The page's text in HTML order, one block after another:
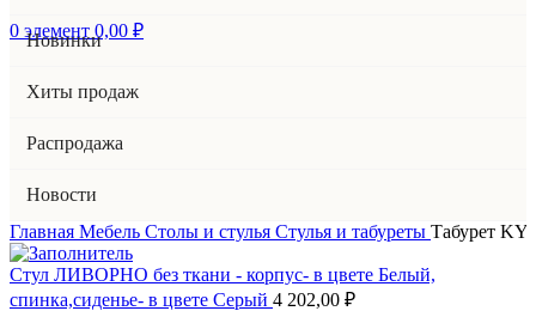
0 элемент 0,00 ₽
Новинки
Хиты продаж
Распродажа
Новости
Главная Мебель Столы и стулья Стулья и табуреты Табурет
Стул ЛИВОРНО без ткани - корпус- в цвете Белый,
спинка,сиденье- в цвете Серый 4 202,00 ₽